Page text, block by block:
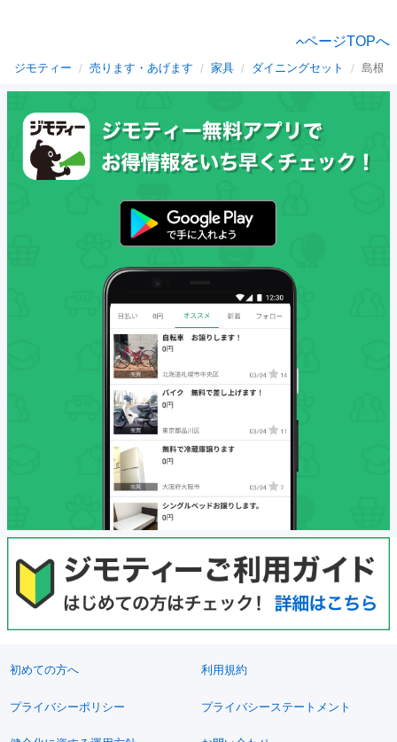
ページTOPへ
ジモティー 売ります・あげます 家具 ダイニングセット 島根
初めての方へ 利用規約
プライバシーポリシー プライバシーステートメント